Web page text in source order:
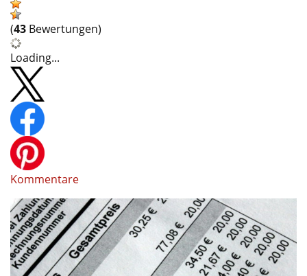
(43 Bewertungen)
Loading...
Kommentare